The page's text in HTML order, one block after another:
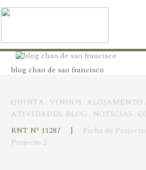
blog chao de sao francisco
QUINTA . VINHOS . ALOJAMENTO .
ATIVIDADES. BLOG . NOTÍCIAS .
RNT Nº 11287 | Ficha de Projecto
Projecto 2
▼